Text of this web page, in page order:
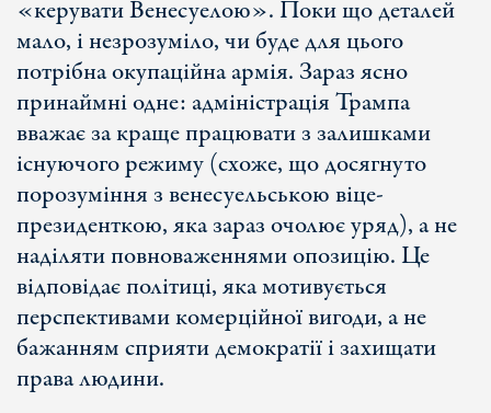
«керувати Венесуелою». Поки що деталей
мало, і незрозуміло, чи буде для цього
потрібна окупаційна армія. Зараз ясно
принаймні одне: адміністрація Трампа
вважає за краще працювати з залишками
існуючого режиму (схоже, що досягнуто
порозуміння з венесуельською віце-
президенткою, яка зараз очолює уряд), а не
наділяти повноваженнями опозицію. Це
відповідає політиці, яка мотивується
перспективами комерційної вигоди, а не
бажанням сприяти демократії і захищати
права людини.